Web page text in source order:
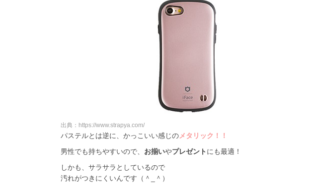
出典：https://www.strapya.com/
パステルとは逆に、かっこいい感じのメタリック ！！
男性でも持ちやすいので、 お揃いやプレゼント にも最適！
しかも、サラサラとしているので
汚れがつきにくいんです（＾_＾）